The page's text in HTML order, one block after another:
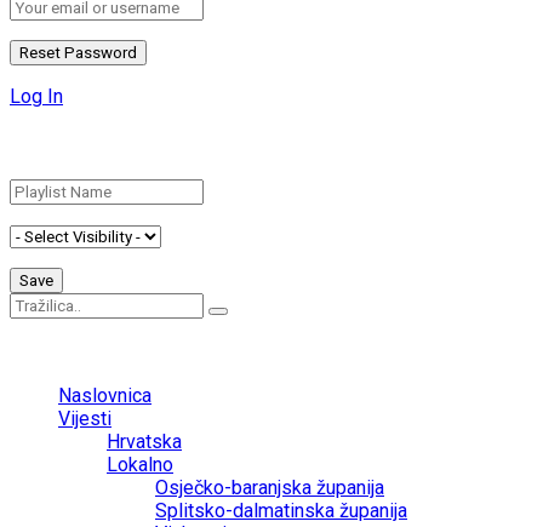
Log In
Naslovnica
Vijesti
Hrvatska
Lokalno
Osječko-baranjska županija
Splitsko-dalmatinska županija